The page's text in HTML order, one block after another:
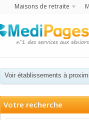
Maisons de retraite
Voir établissements à
Votre recherche